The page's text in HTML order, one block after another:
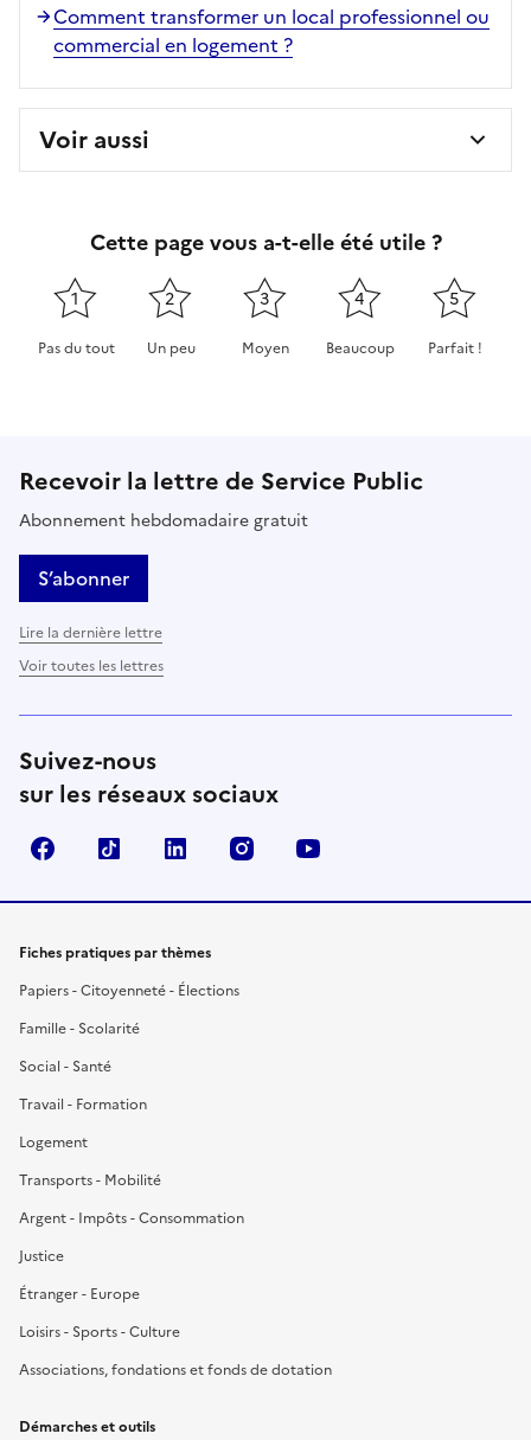
Comment transformer un local professionnel ou
commercial en logement ?
Voir aussi
Cette page vous a-t-elle été utile ?
1
Pas du tout
2
Un peu
3
Moyen
4
Beaucoup
5
Parfait !
Recevoir la lettre de Service Public
Abonnement hebdomadaire gratuit
S’abonner
Lire la dernière lettre
Voir toutes les lettres
Suivez-nous
sur les réseaux sociaux
FacebookTikTok LinkedIn Instagram
Fiches pratiques par thèmes
Papiers - Citoyenneté - Élections
Famille - Scolarité
Social - Santé
Travail - Formation
Logement
Transports - Mobilité
Argent - Impôts - Consommation
Justice
Étranger - Europe
Loisirs - Sports - Culture
Associations, fondations et fonds de dotation
Démarches et outils